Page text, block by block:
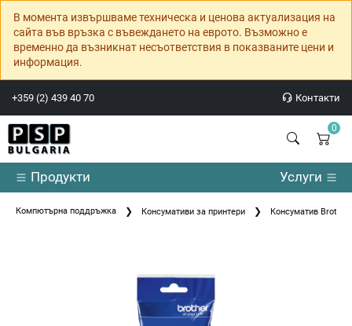
В момента извършваме техническа и ценова актуализация на
сайта във връзка с въвеждането на еврото. Възможно е
временно да възникнат несъответствия в показваните цени и
информация.
+359 (2) 439 40 70 Контакти
0
Продукти Услуги
Компютърна поддръжка Консумативи за принтери Консуматив